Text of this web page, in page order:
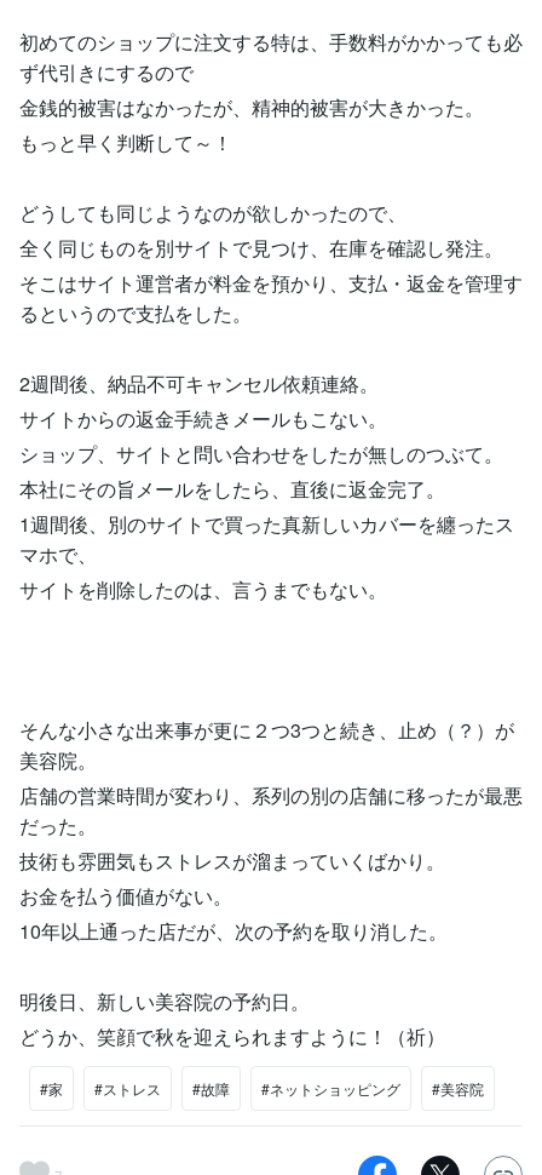
初めてのショップに注文する特は、手数料がかかっても必
ず代引きにするので
金銭的被害はなかったが、精神的被害が大きかった。
もっと早く判断して～！
どうしても同じようなのが欲しかったので、
全く同じものを別サイトで見つけ、在庫を確認し発注。
そこはサイト運営者が料金を預かり、支払・返金を管理す
るというので支払をした。
2週間後、納品不可キャンセル依頼連絡。
サイトからの返金手続きメールもこない。
ショップ、サイトと問い合わせをしたが無しのつぶて。
本社にその旨メールをしたら、直後に返金完了。
1週間後、別のサイトで買った真新しいカバーを纏ったス
マホで、
サイトを削除したのは、言うまでもない。
そんな小さな出来事が更に２つ3つと続き、止め（？）が
美容院。
店舗の営業時間が変わり、系列の別の店舗に移ったが最悪
だった。
技術も雰囲気もストレスが溜まっていくばかり。
お金を払う価値がない。
10年以上通った店だが、次の予約を取り消した。
明後日、新しい美容院の予約日。
どうか、笑顔で秋を迎えられますように！（祈）
#家 #ストレス #故障 #ネットショッピング #美容院